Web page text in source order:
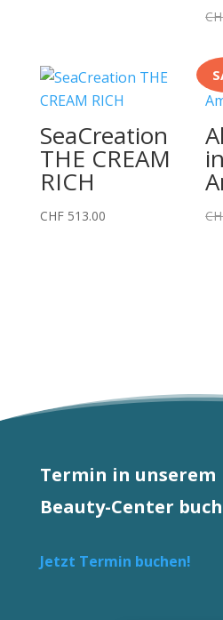
CHF 23.60.
SeaCreation
THE CREAM
RICH
CHF513.00
Termin in unserem
Beauty-Center
Jetzt Termin buchen!